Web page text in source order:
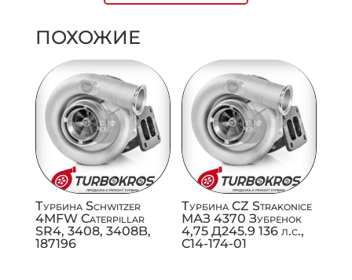
ПОХОЖИЕ
Турбина Schwitzer
4MFW Caterpillar
SR4, 3408, 3408B,
187196
Турбина CZ Strakonice
МАЗ 4370 Зубренок
4,75 Д245.9 136 л.с.,
C14-174-01